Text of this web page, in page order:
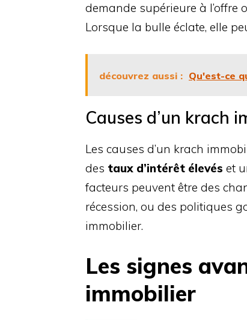
demande supérieure à l’offre
Lorsque la bulle éclate, elle
découvrez aussi : Qu'est-ce
Causes d’un krach
Les causes d’un krach
des taux d’intérêt élevés et
facteurs peuvent être des
récession, ou des politiques
immobilier.
Les signes
immobilier